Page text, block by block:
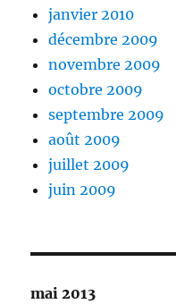
janvier 2010
décembre 2009
novembre 2009
octobre 2009
septembre 2009
août 2009
juillet 2009
juin 2009
mai 2013